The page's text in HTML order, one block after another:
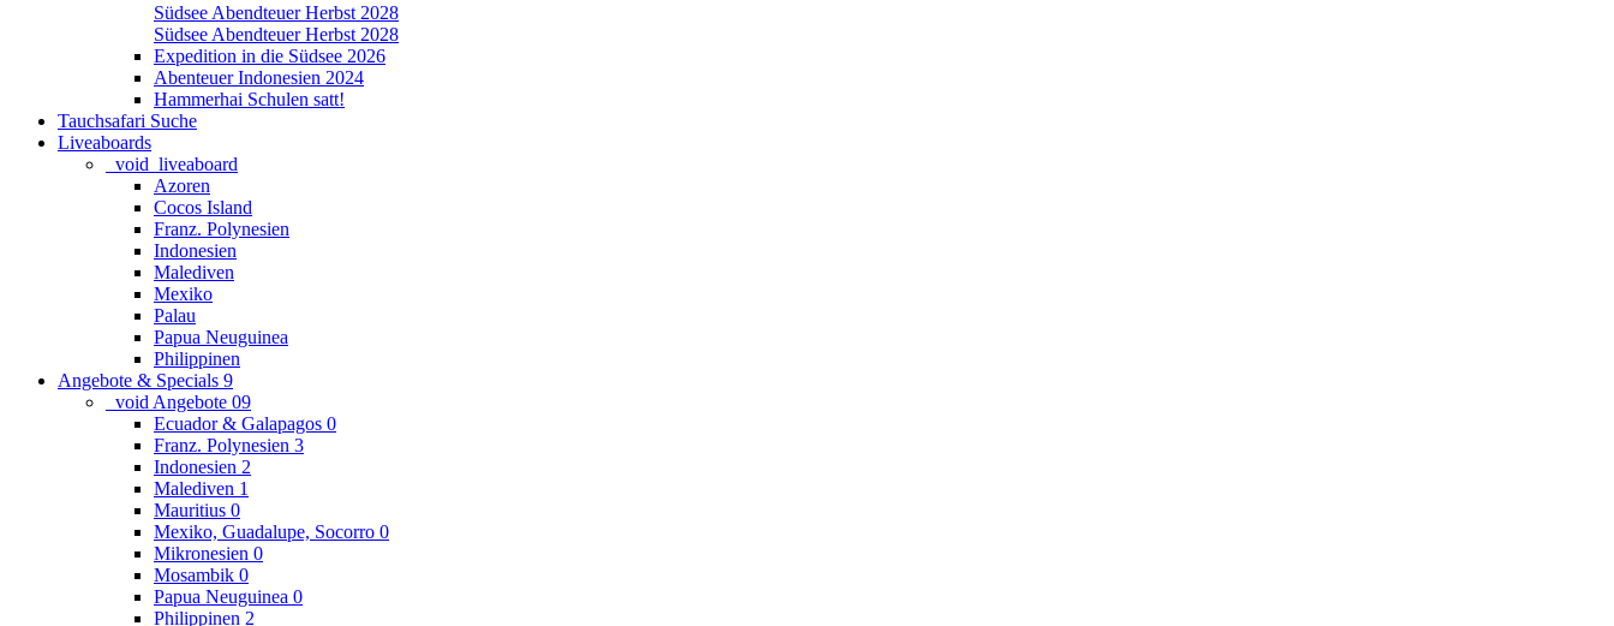
Südsee Abendteuer Herbst 2028
Südsee Abendteuer Herbst 2028
Expedition in die Südsee 2026
Abenteuer Indonesien 2024
Hammerhai Schulen satt!
Tauchsafari Suche
Liveaboards
_void_liveaboard
Azoren
Cocos Island
Franz. Polynesien
Indonesien
Malediven
Mexiko
Palau
Papua Neuguinea
Philippinen
Angebote & Specials 9
_void Angebote 09
Ecuador & Galapagos 0
Franz. Polynesien 3
Indonesien 2
Malediven 1
Mauritius 0
Mexiko, Guadalupe, Socorro 0
Mikronesien 0
Mosambik 0
Papua Neuguinea 0
Philippinen 2